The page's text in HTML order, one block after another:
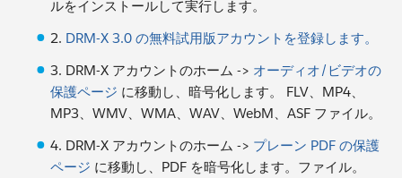
ルをインストールして実行します。
2. DRM-X 3.0 の無料試用版アカウントを登録します。
3. DRM-X アカウントのホーム -> オーディオ/ビデオの
保護ページ に移動し、暗号化します。 FLV、MP4、
MP3、WMV、WMA、WAV、WebM、ASF ファイル。
4. DRM-X アカウントのホーム -> プレーン PDF の保護
ページ に移動し、PDF を暗号化します。ファイル。